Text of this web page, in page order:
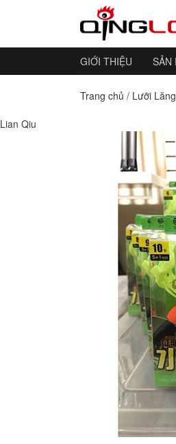
GIỚI THIỆU SẢN
Trang chủ / Lưỡi
Lian Qiu